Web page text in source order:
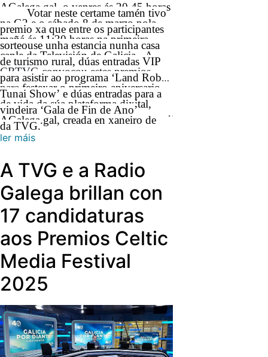
AGalega.gal, o venres ás 20.45 horas
na G2 e o sábado 8 de marzo pola
mañá ás 11:30 horas na primeira
canle da Televisión de Galicia. A
CRTVG convocou estes premios
para festexar o primeiro aniversario
de vida da súa plataforma dixital,
AGalega.gal, creada en xaneiro de
2024 e que hoxe ofrece a maior
mundo.
Votar neste certame tamén tivo
premio xa que entre os participantes
sorteouse unha estancia nunha casa
de turismo rural, dúas entradas VIP
para asistir ao programa ‘Land Rober
Tunai Show’ e dúas entradas para a
vindeira ‘Gala de Fin de Ano’
da TVG.
ler máis
A TVG e a Radio
Galega brillan con
17 candidaturas
aos Premios Celtic
Media Festival
2025